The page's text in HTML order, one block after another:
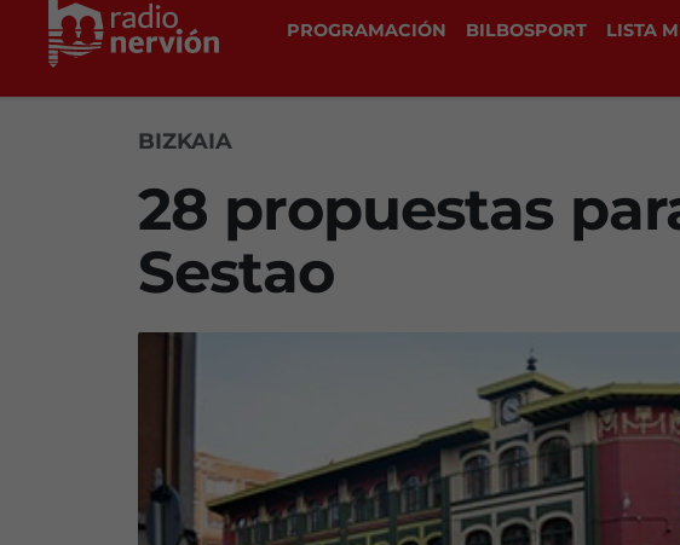
PROGRAMACIÓN BILBOSPORT LISTA
BIZKAIA
28 propuestas
Sestao